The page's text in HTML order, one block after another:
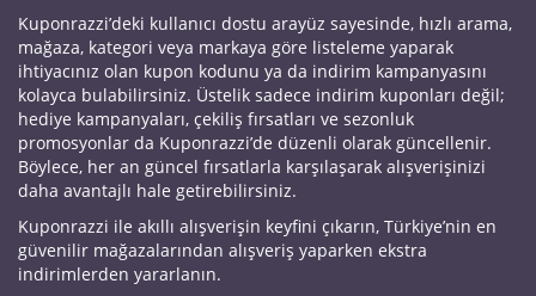
Kuponrazzi’deki kullanıcı dostu arayüz sayesinde, hızlı arama,
mağaza, kategori veya markaya göre listeleme yaparak
ihtiyacınız olan kupon kodunu ya da indirim kampanyasını
kolayca bulabilirsiniz. Üstelik sadece indirim kuponları değil;
hediye kampanyaları, çekiliş fırsatları ve sezonluk
promosyonlar da Kuponrazzi’de düzenli olarak güncellenir.
Böylece, her an güncel fırsatlarla karşılaşarak alışverişinizi
daha avantajlı hale getirebilirsiniz.
Kuponrazzi ile akıllı alışverişin keyfini çıkarın, Türkiye’nin en
güvenilir mağazalarından alışveriş yaparken ekstra
indirimlerden yararlanın.